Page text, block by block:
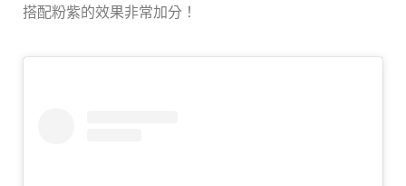
搭配粉紫的效果非常加分！